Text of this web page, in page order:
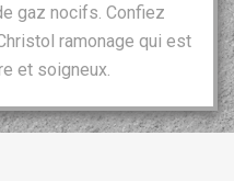
gaz nocifs. Confiez
ramonage qui est
et soigneux.